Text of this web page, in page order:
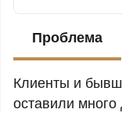
Проблема
Клиенты и
оставили